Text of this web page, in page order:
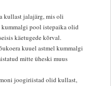
kullast jalajärg, mis oli
pool istepaika olid
käetugede kõrval.
kuuel astmel kummalgi
mitte üheski muus
joogiriistad olid kullast,